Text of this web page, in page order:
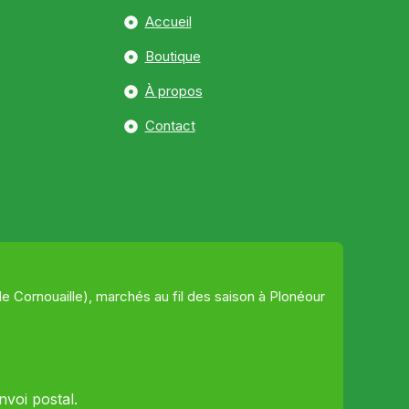
Accueil
Boutique
À propos
Contact
marchés au fil des saison à Plonéour
postal.